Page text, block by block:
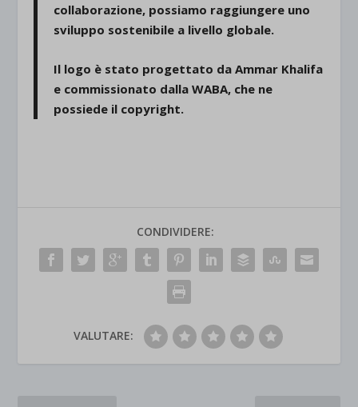
collaborazione, possiamo raggiungere uno
sviluppo sostenibile a livello globale.
Il logo è stato progettato da Ammar Khalifa
e commissionato dalla WABA, che ne
possiede il copyright.
CONDIVIDERE:
VALUTARE: